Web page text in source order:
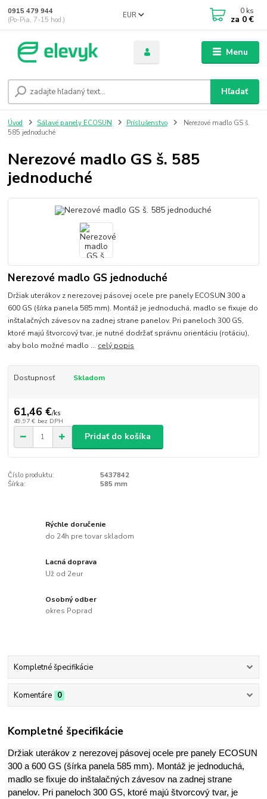
Menu
EUR
Hľadať
0915 479 944
(Po-Pia, 7-15 hod.)
0 ks
za 0 €
Úvod Sálavé panely ECOSUN Príslušenstvo
Nerezové madlo GS š.
585 jednoduché
Nerezové madlo GS š. 585
jednoduché
Nerezové madlo GS jednoduché
Držiak uterákov z nerezovej pásovej ocele pre panely ECOSUN 300 a
600 GS (šírka panela 585 mm). Montáž je jednoduchá, madlo se fixuje do
inštalačných závesov na zadnej strane panelov. Pri paneloch 300 GS,
ktoré majú štvorcový tvar, je nutné dodržať správnu orientáciu (rotáciu),
aby bolo možné madlo ... celý popis
Dostupnosť Skladom
61,46 €/ks
49,97 € bez DPH
Pridať do košíka
Číslo produktu:
5437842
Šírka:
585 mm
Rýchle doručenie
do 24h pre tovar skladom
Lacná doprava
Už od 2eur
Osobný odber
okres Poprad
Kompletné špecifikácie
Komentáre 0
Kompletné špecifikácie
Držiak uterákov z nerezovej pásovej ocele pre panely ECOSUN
300 a 600 GS (šírka panela 585 mm). Montáž je jednoduchá,
madlo se fixuje do inštalačných závesov na zadnej strane
panelov. Pri paneloch 300 GS, ktoré majú štvorcový tvar, je